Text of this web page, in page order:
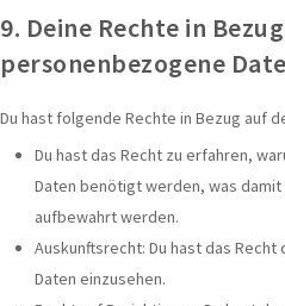
9. Deine Rechte in
personenbezogene
Du hast folgende Rechte in Bezug auf
Du hast das Recht zu erfahren,
Daten benötigt werden, was
aufbewahrt werden.
Auskunftsrecht: Du hast das
Daten einzusehen.